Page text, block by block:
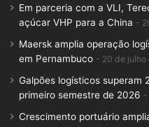
Em parceria com a VLI,
açúcar VHP para a China
Maersk amplia operação
em Pernambuco
20 de julho
Galpões logísticos superam
primeiro semestre de 2026
Crescimento portuário